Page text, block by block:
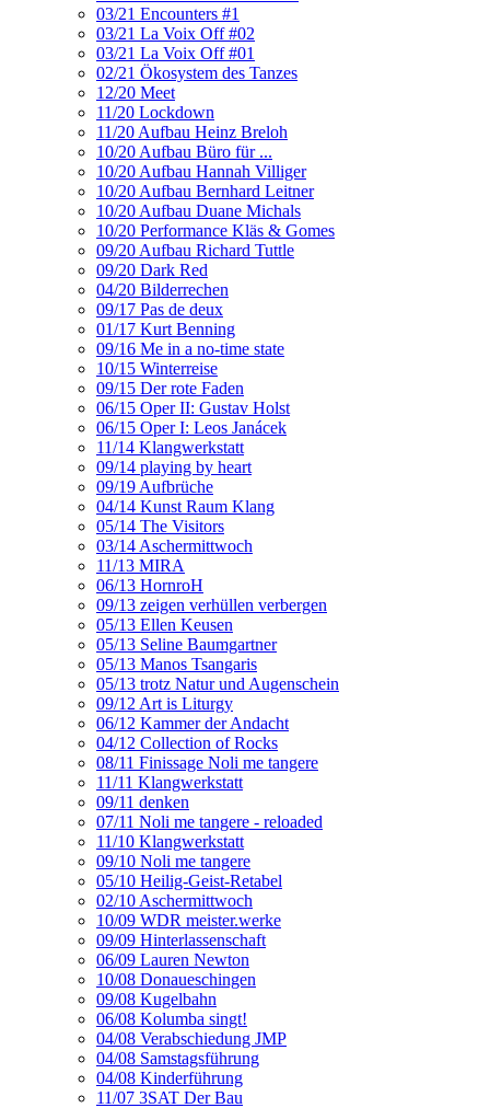
03/21 Encounters #1
03/21 La Voix Off #02
03/21 La Voix Off #01
02/21 Ökosystem des Tanzes
12/20 Meet
11/20 Lockdown
11/20 Aufbau Heinz Breloh
10/20 Aufbau Büro für ...
10/20 Aufbau Hannah Villiger
10/20 Aufbau Bernhard Leitner
10/20 Aufbau Duane Michals
10/20 Performance Kläs & Gomes
09/20 Aufbau Richard Tuttle
09/20 Dark Red
04/20 Bilderrechen
09/17 Pas de deux
01/17 Kurt Benning
09/16 Me in a no-time state
10/15 Winterreise
09/15 Der rote Faden
06/15 Oper II: Gustav Holst
06/15 Oper I: Leos Janácek
11/14 Klangwerkstatt
09/14 playing by heart
09/19 Aufbrüche
04/14 Kunst Raum Klang
05/14 The Visitors
03/14 Aschermittwoch
11/13 MIRA
06/13 HornroH
09/13 zeigen verhüllen verbergen
05/13 Ellen Keusen
05/13 Seline Baumgartner
05/13 Manos Tsangaris
05/13 trotz Natur und Augenschein
09/12 Art is Liturgy
06/12 Kammer der Andacht
04/12 Collection of Rocks
08/11 Finissage Noli me tangere
11/11 Klangwerkstatt
09/11 denken
07/11 Noli me tangere - reloaded
11/10 Klangwerkstatt
09/10 Noli me tangere
05/10 Heilig-Geist-Retabel
02/10 Aschermittwoch
10/09 WDR meister.werke
09/09 Hinterlassenschaft
06/09 Lauren Newton
10/08 Donaueschingen
09/08 Kugelbahn
06/08 Kolumba singt!
04/08 Verabschiedung JMP
04/08 Samstagsführung
04/08 Kinderführung
11/07 3SAT Der Bau